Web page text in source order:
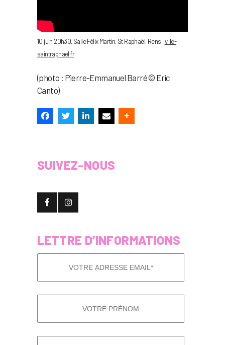
10 juin 20h30, Salle Félix Martin, St Raphaël. Rens :ville-
saintraphael.fr
(photo : Pierre-Emmanuel Barré © Eric
Canto)
SUIVEZ-NOUS
LETTRE D’INFORMATIONS